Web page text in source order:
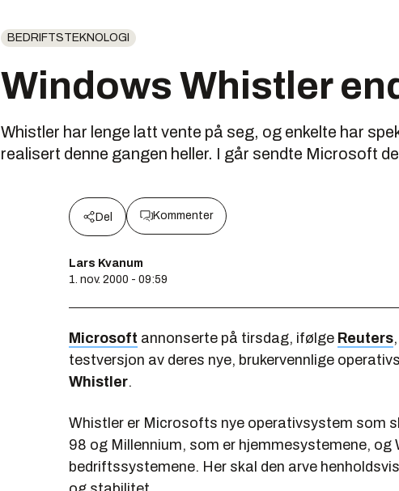
BEDRIFTSTEKNOLOGI
Windows Whistler
Whistler har lenge latt vente på seg, og enkelte har
realisert denne gangen heller. I går sendte Microsoft
Del Kommenter
Lars Kvanum
1. nov. 2000 - 09:59
Microsoft annonserte på tirsdag, ifølge Reuters
testversjon av deres nye, brukervennlige
Whistler.
Whistler er Microsofts nye operativsystem som
98 og Millennium, som er hjemmesystemene,
bedriftssystemene. Her skal den arve